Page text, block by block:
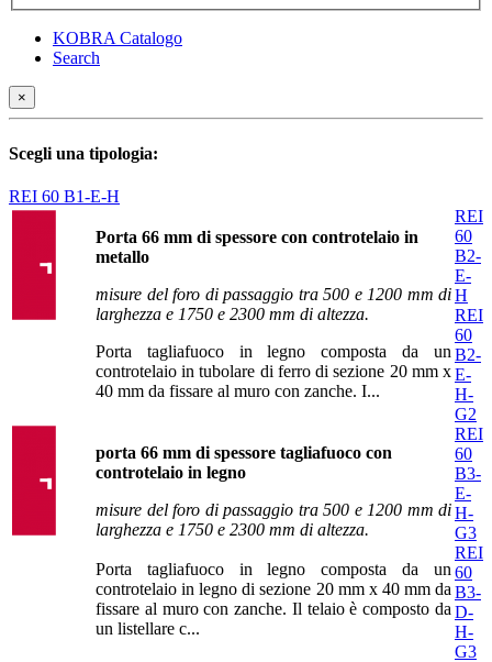
KOBRA Catalogo
Search
×
Scegli una tipologia:
REI 60 B1-E-H
Porta 66 mm di spessore con controtelaio in
metallo
misure del foro di passaggio tra 500 e 1200 mm di
larghezza e 1750 e 2300 mm di altezza.
Porta tagliafuoco in legno composta da un
controtelaio in tubolare di ferro di sezione 20 mm x
40 mm da fissare al muro con zanche. I...
REI
60
B2-
E-
H
porta 66 mm di spessore tagliafuoco con
controtelaio in legno
misure del foro di passaggio tra 500 e 1200 mm di
larghezza e 1750 e 2300 mm di altezza.
Porta tagliafuoco in legno composta da un
controtelaio in legno di sezione 20 mm x 40 mm da
fissare al muro con zanche. Il telaio è composto da
un listellare c...
REI
60
B2-
E-
H-
G2
REI
60
B3-
E-
H-
G3
REI
60
B3-
D-
H-
G3